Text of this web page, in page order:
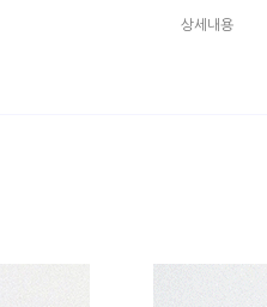
상세내용